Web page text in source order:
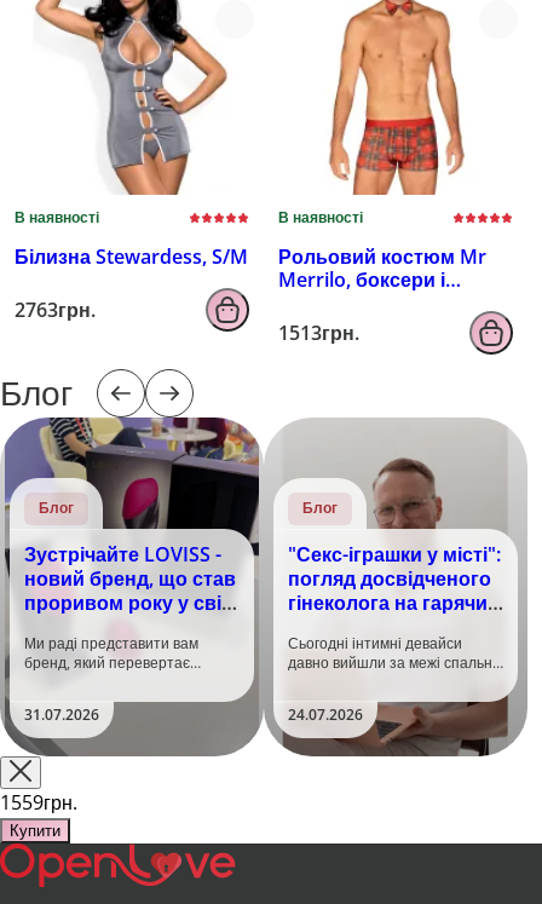
В наявності
Білизна Stewardess, S/M
2763грн.
В наявності
Рольовий костюм Mr
Merrilo, боксери і
2XL/3XL
1513грн.
Блог
Блог
Зустрічайте LOVISS -
новий бренд, що став
проривом року у світі
Ми раді представити вам
бренд, який перевертає
та вже встиг стати сенсацією
на міжнародній виставці API
Shanghai-2026!​LOVISS - це
поєднання унікальної естетики
та бездога..
31.07.2026
Блог
"Секс-іграшки у місті":
погляд досвідченого
гінеколога на гарячий
Сьогодні інтимні девайси
давно вийшли за межі спальні.
безшумні моторчики та
стильний дизайн перетворили
їх на гаджет, який багато хто
використовує, тестує у
24.07.2026
1559грн.
Купити